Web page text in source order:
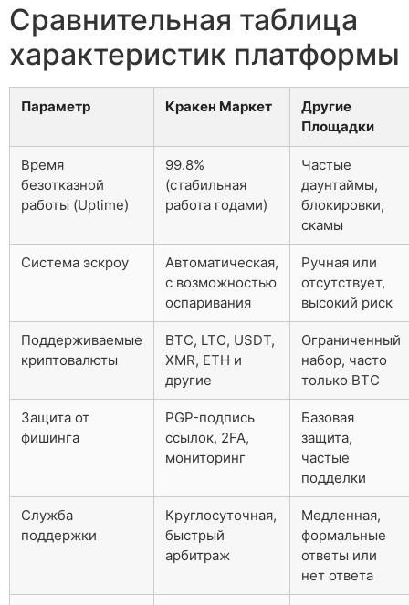
Сравнительная таблица
характеристик платформы
Параметр Кракен Маркет
Другие
Площадки
Время
безотказной
работы (Uptime)
99.8%
(стабильная
работа годами)
Частые
даунтаймы,
блокировки,
скамы
Система эскроу
Автоматическая,
с возможностью
оспаривания
Ручная или
отсутствует,
высокий риск
Поддерживаемые
криптовалюты
BTC, LTC, USDT,
XMR, ETH и
другие
Ограниченный
набор, часто
только BTC
Защита от
фишинга
PGP-подпись
ссылок, 2FA,
мониторинг
Базовая
защита,
частые
подделки
Служба
поддержки
Круглосуточная,
быстрый
арбитраж
Медленная,
формальные
ответы или
нет ответа